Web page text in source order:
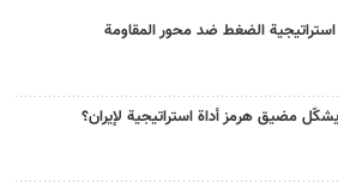
الضغط ضد محور المقاومة
يشكّل مضيق هرمز أداة استراتيجية لإيران؟